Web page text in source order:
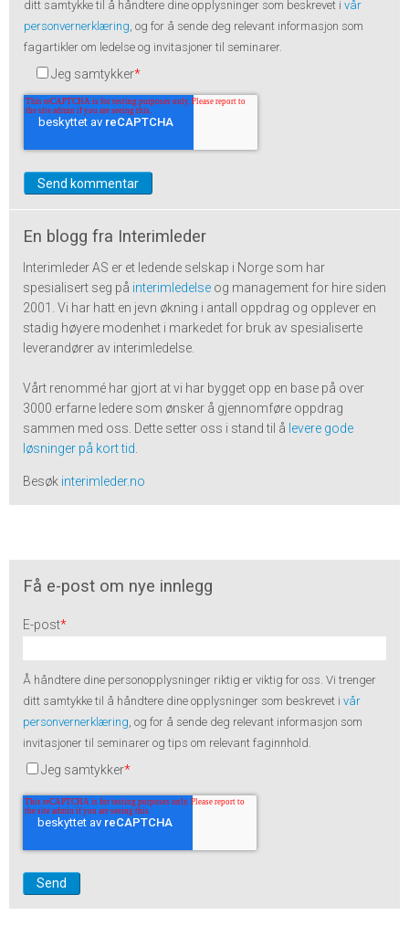
ditt samtykke til å håndtere dine opplysninger som beskrevet i vår
personvernerklæring, og for å sende deg relevant informasjon som
fagartikler om ledelse og invitasjoner til seminarer.
Jeg samtykker*
En blogg fra Interimleder
Interimleder AS er et ledende selskap i Norge som har
spesialisert seg på interimledelse og management for hire siden
2001. Vi har hatt en jevn økning i antall oppdrag og opplever en
stadig høyere modenhet i markedet for bruk av spesialiserte
leverandører av interimledelse.
Vårt renommé har gjort at vi har bygget opp en base på over
3000 erfarne ledere som ønsker å gjennomføre oppdrag
sammen med oss. Dette setter oss i stand til å levere gode
løsninger på kort tid
Besøk interimleder.no
Få e-post om nye innlegg
E-post*
Å håndtere dine personopplysninger riktig er viktig for oss. Vi trenger
ditt samtykke til å håndtere dine opplysninger som beskrevet i vår
personvernerklæring , og for å sende deg relevant informasjon som
invitasjoner til seminarer og tips om relevant faginnhold.
Jeg samtykker*